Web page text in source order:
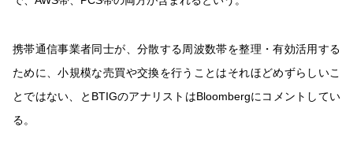
携帯通信事業者同士が、分散する周波数帯を整理・有効活用する
ために、小規模な売買や交換を行うことはそれほどめずらしいこ
とではない、とBTIGのアナリストはBloombergにコメントしてい
る。